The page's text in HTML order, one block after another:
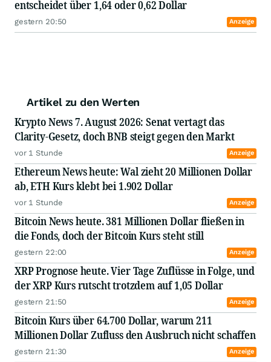
entscheidet über 1,64 oder 0,62 Dollar
gestern 20:50 Anzeige
Artikel zu den Werten
Krypto News 7. August 2026: Senat vertagt das
Clarity-Gesetz, doch BNB steigt gegen den Markt
vor 1 Stunde Anzeige
Ethereum News heute: Wal zieht 20 Millionen Dollar
ab, ETH Kurs klebt bei 1.902 Dollar
vor 1 Stunde Anzeige
Bitcoin News heute. 381 Millionen Dollar fließen in
die Fonds, doch der Bitcoin Kurs steht still
gestern 22:00 Anzeige
XRP Prognose heute. Vier Tage Zuflüsse in Folge, und
der XRP Kurs rutscht trotzdem auf 1,05 Dollar
gestern 21:50 Anzeige
Bitcoin Kurs über 64.700 Dollar, warum 211
Millionen Dollar Zufluss den Ausbruch nicht schaffen
gestern 21:30 Anzeige